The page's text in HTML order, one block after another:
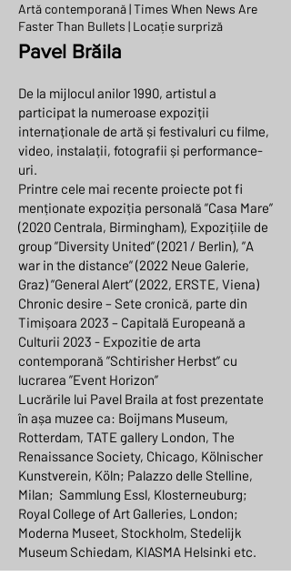
Artă contemporană | Times When News Are
Faster Than Bullets | Locație surpriză
Pavel Brăila
De la mijlocul anilor 1990, artistul a
participat la numeroase expoziții
internaționale de artă și festivaluri cu filme,
video, instalații, fotografii și performance-
uri.
Printre cele mai recente proiecte pot fi
menționate expoziția personală ”Casa Mare”
(2020 Centrala, Birmingham), Expozițiile de
group ”Diversity United” (2021 / Berlin), ”A
war in the distance” (2022 Neue Galerie,
Graz) ”General Alert” (2022, ERSTE, Viena)
Chronic desire – Sete cronică, parte din
Timișoara 2023 – Capitală Europeană a
Culturii 2023 - Expozitie de arta
contemporană ”Schtirisher Herbst” cu
lucrarea ”Event Horizon”
Lucrările lui Pavel Braila at fost prezentate
în așa muzee ca: Boijmans Museum,
Rotterdam, TATE gallery London, The
Renaissance Society, Chicago, Kölnischer
Kunstverein, Köln; Palazzo delle Stelline,
Milan; Sammlung Essl, Klosterneuburg;
Royal College of Art Galleries, London;
Moderna Museet, Stockholm, Stedelijk
Museum Schiedam, KIASMA Helsinki etc.